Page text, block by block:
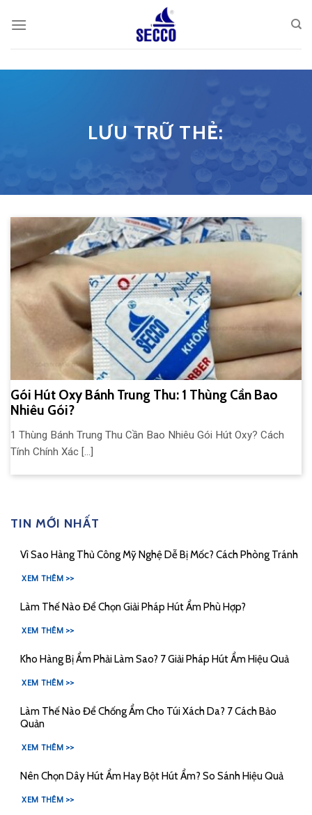
LƯU TRỮ THẺ:
Gói Hút Oxy Bánh Trung Thu: 1 Thùng Cần Bao
Nhiêu Gói?
1 Thùng Bánh Trung Thu Cần Bao Nhiêu Gói Hút Oxy? Cách
Tính Chính Xác [...]
TIN MỚI NHẤT
Vì Sao Hàng Thủ Công Mỹ Nghệ Dễ Bị Mốc? Cách Phòng Tránh
XEM THÊM >>
Làm Thế Nào Để Chọn Giải Pháp Hút Ẩm Phù Hợp?
XEM THÊM >>
Kho Hàng Bị Ẩm Phải Làm Sao? 7 Giải Pháp Hút Ẩm Hiệu Quả
XEM THÊM >>
Làm Thế Nào Để Chống Ẩm Cho Túi Xách Da? 7 Cách Bảo
Quản
XEM THÊM >>
Nên Chọn Dây Hút Ẩm Hay Bột Hút Ẩm? So Sánh Hiệu Quả
XEM THÊM >>